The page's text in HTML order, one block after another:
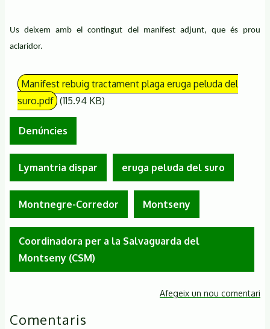
Us deixem amb el contingut del manifest adjunt, que és prou
aclaridor.
Manifest rebuig tractament plaga eruga peluda del
suro.pdf (115.94 KB)
Denúncies
Lymantria dispar eruga peluda del suro
Montnegre-Corredor Montseny
Coordinadora per a la Salvaguarda del
Montseny (CSM)
Afegeix un nou comentari
Comentaris